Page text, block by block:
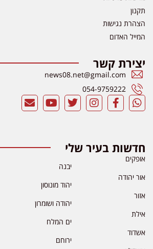
תקנון
הצהרת נגישות
המייל האדום
יצירת קשר
news08.net@gmail.com
054-9759222
חדשות בעיר שלי
אופקים
אור יהודה
אזור
אילת
אשדוד
יבנה
יהוד מונוסון
יהודה ושומרון
ים המלח
ירוחם